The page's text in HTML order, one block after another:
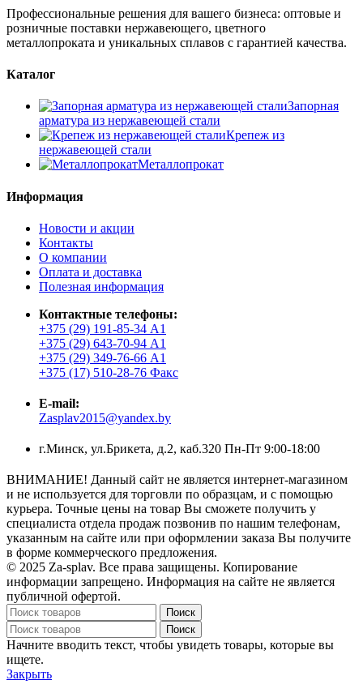
Профессиональные решения для вашего бизнеса: оптовые и
розничные поставки нержавеющего, цветного
металлопроката и уникальных сплавов с гарантией качества.
Каталог
Запорная
арматура из нержавеющей стали
Крепеж из
нержавеющей стали
Металлопрокат
Информация
Новости и акции
Контакты
О компании
Оплата и доставка
Полезная информация
Контактные телефоны:
+375 (29) 191-85-34 А1
+375 (29) 643-70-94 А1
+375 (29) 349-76-66 А1
+375 (17) 510-28-76 Факс
E-mail:
Zasplav2015@yandex.by
г.Минск, ул.Брикета, д.2, каб.320 Пн-Пт 9:00-18:00
ВНИМАНИЕ! Данный сайт не является интернет-магазином
и не используется для торговли по образцам, и с помощью
курьера. Точные цены на товар Вы сможете получить у
специалиста отдела продаж позвонив по нашим телефонам,
указанным на сайте или при оформлении заказа Вы получите
в форме коммерческого предложения.
© 2025 Za-splav. Все права защищены. Копирование
информации запрещено. Информация на сайте не является
публичной офертой.
Поиск
Поиск
Начните вводить текст, чтобы увидеть товары, которые вы
ищете.
Закрыть